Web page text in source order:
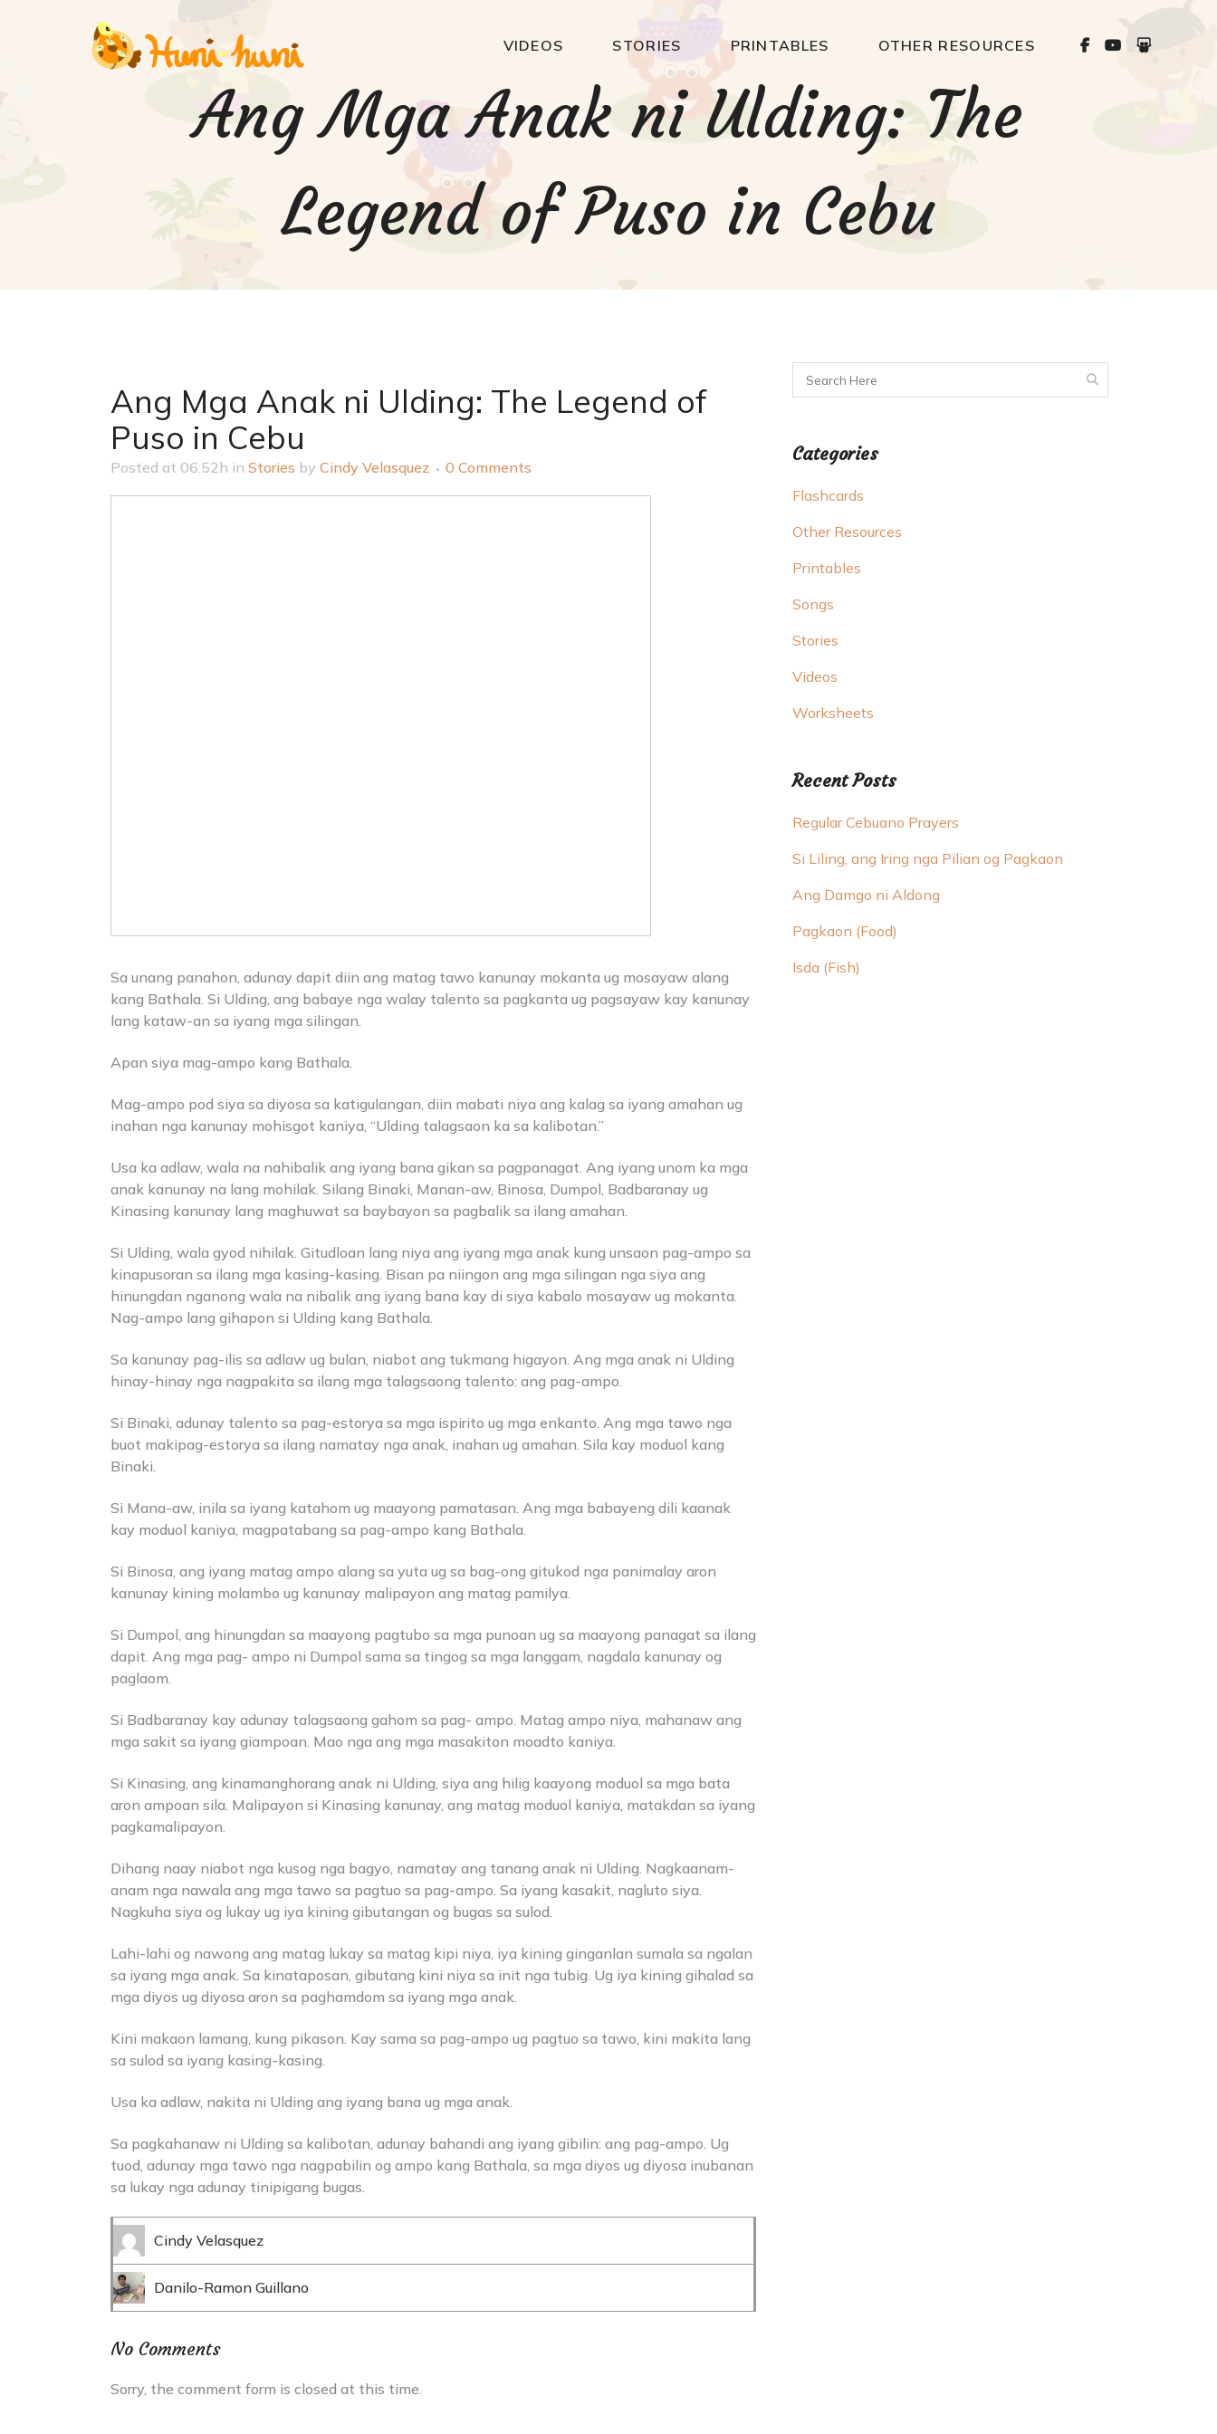
VIDEOS STORIES PRINTABLES OTHER RESOURCES
Ang Mga Anak ni Ulding: The
Legend of Puso in Cebu
Ang Mga Anak ni Ulding: The Legend of
Puso in Cebu
Posted at 06:52h in Stories by Cindy Velasquez 0 Comments
Sa unang panahon, adunay dapit diin ang matag tawo kanunay mokanta ug mosayaw alang
kang Bathala. Si Ulding, ang babaye nga walay talento sa pagkanta ug pagsayaw kay kanunay
lang kataw-an sa iyang mga silingan.
Apan siya mag-ampo kang Bathala.
Mag-ampo pod siya sa diyosa sa katigulangan, diin mabati niya ang kalag sa iyang amahan ug
inahan nga kanunay mohisgot kaniya, “Ulding talagsaon ka sa kalibotan.”
Usa ka adlaw, wala na nahibalik ang iyang bana gikan sa pagpanagat. Ang iyang unom ka mga
anak kanunay na lang mohilak. Silang Binaki, Manan-aw, Binosa, Dumpol, Badbaranay ug
Kinasing kanunay lang maghuwat sa baybayon sa pagbalik sa ilang amahan.
Si Ulding, wala gyod nihilak. Gitudloan lang niya ang iyang mga anak kung unsaon pag-ampo sa
kinapusoran sa ilang mga kasing-kasing. Bisan pa niingon ang mga silingan nga siya ang
hinungdan nganong wala na nibalik ang iyang bana kay di siya kabalo mosayaw ug mokanta.
Nag-ampo lang gihapon si Ulding kang Bathala.
Sa kanunay pag-ilis sa adlaw ug bulan, niabot ang tukmang higayon. Ang mga anak ni Ulding
hinay-hinay nga nagpakita sa ilang mga talagsaong talento: ang pag-ampo.
Si Binaki, adunay talento sa pag-estorya sa mga ispirito ug mga enkanto. Ang mga tawo nga
buot makipag-estorya sa ilang namatay nga anak, inahan ug amahan. Sila kay moduol kang
Binaki.
Si Mana-aw, inila sa iyang katahom ug maayong pamatasan. Ang mga babayeng dili kaanak
kay moduol kaniya, magpatabang sa pag-ampo kang Bathala.
Si Binosa, ang iyang matag ampo alang sa yuta ug sa bag-ong gitukod nga panimalay aron
kanunay kining molambo ug kanunay malipayon ang matag pamilya.
Si Dumpol, ang hinungdan sa maayong pagtubo sa mga punoan ug sa maayong panagat sa ilang
dapit. Ang mga pag- ampo ni Dumpol sama sa tingog sa mga langgam, nagdala kanunay og
paglaom.
Si Badbaranay kay adunay talagsaong gahom sa pag- ampo. Matag ampo niya, mahanaw ang
mga sakit sa iyang giampoan. Mao nga ang mga masakiton moadto kaniya.
Si Kinasing, ang kinamanghorang anak ni Ulding, siya ang hilig kaayong moduol sa mga bata
aron ampoan sila. Malipayon si Kinasing kanunay, ang matag moduol kaniya, matakdan sa iyang
pagkamalipayon.
Dihang naay niabot nga kusog nga bagyo, namatay ang tanang anak ni Ulding. Nagkaanam-
anam nga nawala ang mga tawo sa pagtuo sa pag-ampo. Sa iyang kasakit, nagluto siya.
Nagkuha siya og lukay ug iya kining gibutangan og bugas sa sulod.
Lahi-lahi og nawong ang matag lukay sa matag kipi niya, iya kining ginganlan sumala sa ngalan
sa iyang mga anak. Sa kinataposan, gibutang kini niya sa init nga tubig. Ug iya kining gihalad sa
mga diyos ug diyosa aron sa paghamdom sa iyang mga anak.
Kini makaon lamang, kung pikason. Kay sama sa pag-ampo ug pagtuo sa tawo, kini makita lang
sa sulod sa iyang kasing-kasing.
Usa ka adlaw, nakita ni Ulding ang iyang bana ug mga anak.
Sa pagkahanaw ni Ulding sa kalibotan, adunay bahandi ang iyang gibilin: ang pag-ampo. Ug
tuod, adunay mga tawo nga nagpabilin og ampo kang Bathala, sa mga diyos ug diyosa inubanan
sa lukay nga adunay tinipigang bugas.
Cindy Velasquez
Danilo-Ramon Guillano
No Comments
Sorry, the comment form is closed at this time.
Categories
Flashcards
Other Resources
Printables
Songs
Stories
Videos
Worksheets
Recent Posts
Regular Cebuano Prayers
Si Liling, ang Iring nga Pilian og Pagkaon
Ang Damgo ni Aldong
Pagkaon (Food)
Isda (Fish)